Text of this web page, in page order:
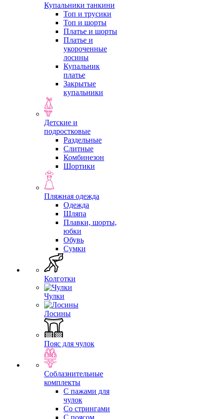
Купальники танкини
Топ и трусики
Топ и шорты
Платье и шорты
Платье и
укороченные
лосины
Купальник
платье
Закрытые
купальники
Детские и
подростковые
Раздельные
Слитные
Комбинезон
Шортики
Пляжная одежда
Одежда
Шляпа
Плавки, шорты,
юбки
Обувь
Сумки
Колготки
Чулки
Лосины
Пояс для чулок
Соблазнительные
комплекты
С пажами для
чулок
Со стрингами
С поясом